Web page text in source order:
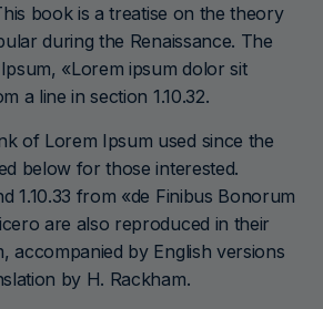
book is a treatise on the theory
during the Renaissance. The
«Lorem ipsum dolor sit
a line in section 1.10.32.
of Lorem Ipsum used since the
below for those interested.
1.10.33 from «de Finibus Bonorum
are also reproduced in their
accompanied by English versions
by H. Rackham.